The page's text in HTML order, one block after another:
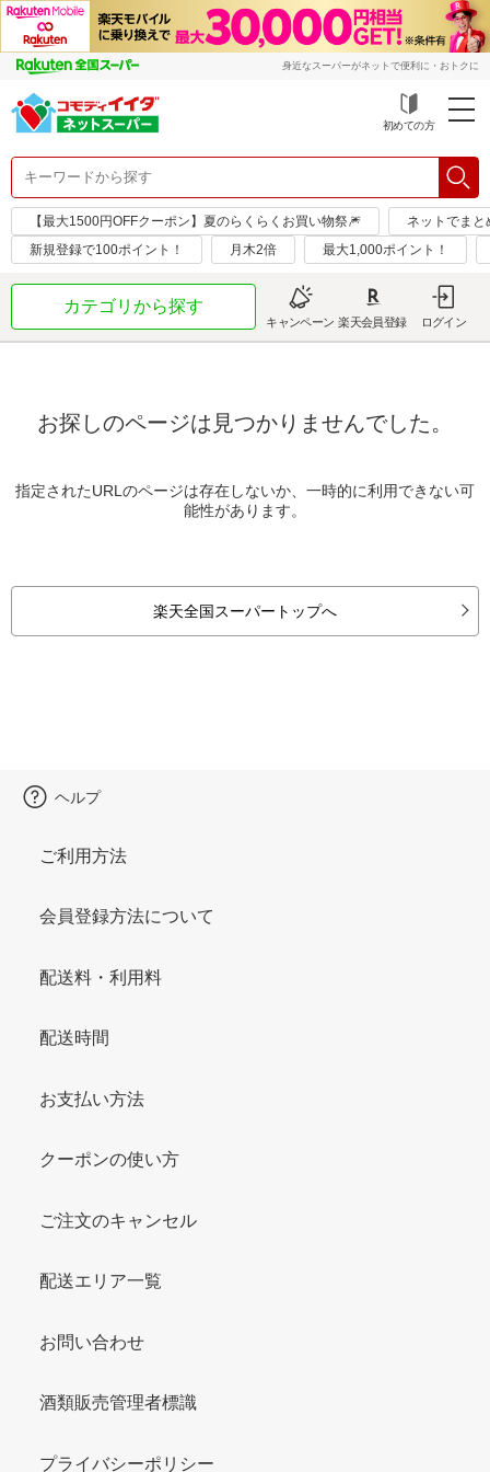
身近なスーパーがネットで便利に・おトクに
初めての方
【最大1500円OFFクーポン】夏のらくらくお買い物祭🎆
ネットでまと
新規登録で100ポイント！
月木2倍 最大1,000ポイント！
カテゴリから探す
キャンペーン 楽天会員登録 ログイン
お探しのページは見つかりませんでした。
指定されたURLのページは存在しないか、一時的に利用できない可
能性があります。
楽天全国スーパートップへ
ヘルプ
ご利用方法
会員登録方法について
配送料・利用料
配送時間
お支払い方法
クーポンの使い方
ご注文のキャンセル
配送エリア一覧
お問い合わせ
酒類販売管理者標識
プライバシーポリシー